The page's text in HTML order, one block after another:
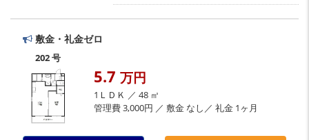
敷金・礼金ゼロ
202 号
5.7 万円
1ＬＤＫ ／ 48 ㎡
管理費 3,000円 ／ 敷金 なし／ 礼金 1ヶ月